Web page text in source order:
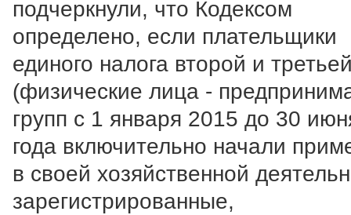
подчеркнули, что Кодексом
определено, если плательщики
единого налога второй и
(физические лица -
групп с 1 января 2015 до 30
года включительно начали
в своей хозяйственной
зарегистрированные,